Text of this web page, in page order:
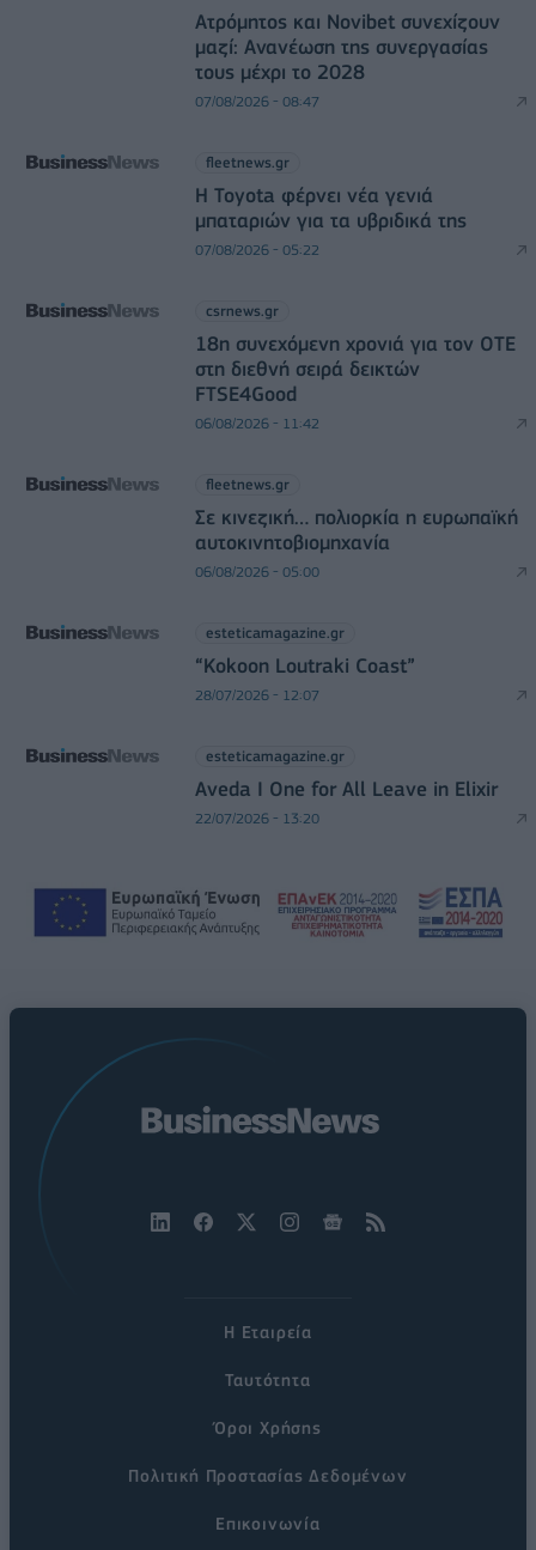
Ατρόμητος και Novibet συνεχίζουν
μαζί: Ανανέωση της συνεργασίας
τους μέχρι το 2028
07/08/2026 - 08:47
fleetnews.gr
Η Toyota φέρνει νέα γενιά
μπαταριών για τα υβριδικά της
07/08/2026 - 05:22
csrnews.gr
18η συνεχόμενη χρονιά για τον ΟΤΕ
στη διεθνή σειρά δεικτών
FTSE4Good
06/08/2026 - 11:42
fleetnews.gr
Σε κινεζική… πολιορκία η ευρωπαϊκή
αυτοκινητοβιομηχανία
06/08/2026 - 05:00
esteticamagazine.gr
“Kokoon Loutraki Coast”
28/07/2026 - 12:07
esteticamagazine.gr
Aveda I One for All Leave in Elixir
22/07/2026 - 13:20
Η Εταιρεία
Ταυτότητα
Όροι Χρήσης
Πολιτική Προστασίας Δεδομένων
Επικοινωνία